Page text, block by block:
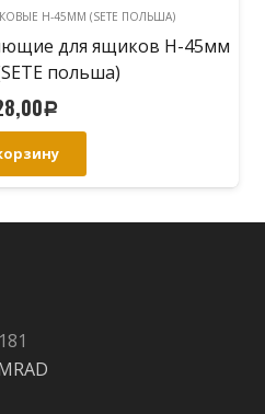
H-45ММ (SETE ПОЛЬША)
для ящиков H-45мм
польша)
Р